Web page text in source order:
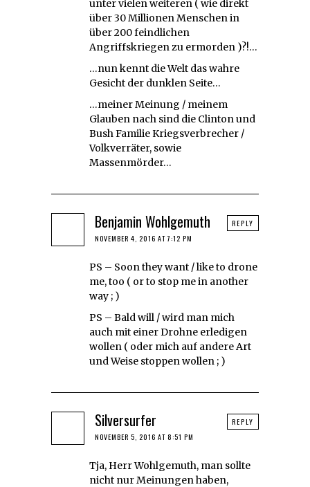
unter vielen weiteren ( wie direkt
über 30 Millionen Menschen in
über 200 feindlichen
Angriffskriegen zu ermorden )?!…
…nun kennt die Welt das wahre
Gesicht der dunklen Seite…
…meiner Meinung / meinem
Glauben nach sind die Clinton und
Bush Familie Kriegsverbrecher /
Volkverräter, sowie
Massenmörder…
Benjamin Wohlgemuth
NOVEMBER 4, 2016 AT 7:12 PM
PS – Soon they want / like to drone
me, too ( or to stop me in another
way ; )
PS – Bald will / wird man mich
auch mit einer Drohne erledigen
wollen ( oder mich auf andere Art
und Weise stoppen wollen ; )
REPLY
Silversurfer
NOVEMBER 5, 2016 AT 8:51 PM
Tja, Herr Wohlgemuth, man sollte
nicht nur Meinungen haben,
REPLY